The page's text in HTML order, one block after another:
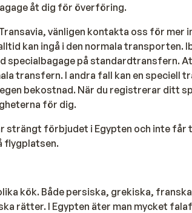
åt dig för överföring.
vänligen kontakta oss för mer
kan ingå i den normala transporten.
på standardtransfern.
transfern. I andra fall kan en speciell
bekostnad. När du registrerar ditt
för dig.
strängt förbjudet i Egypten och inte får
flygplatsen.
kök. Både persiska, grekiska,
rätter. I Egypten äter man mycket